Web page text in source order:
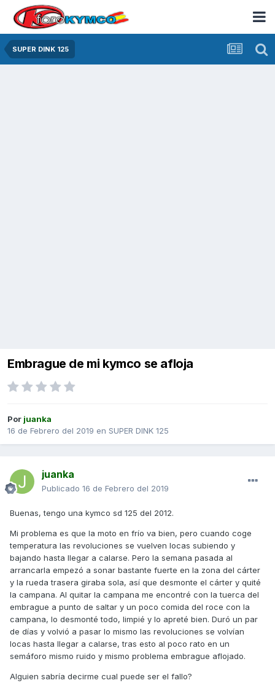
SUPER DINK 125
Embrague de mi kymco se afloja
Por juanka
16 de Febrero del 2019 en SUPER DINK 125
juanka
Publicado 16 de Febrero del 2019
Buenas, tengo una kymco sd 125 del 2012.
Mi problema es que la moto en frío va bien, pero cuando coge
temperatura las revoluciones se vuelven locas subiendo y
bajando hasta llegar a calarse. Pero la semana pasada al
arrancarla empezó a sonar bastante fuerte en la zona del cárter
y la rueda trasera giraba sola, así que desmonte el cárter y quité
la campana. Al quitar la campana me encontré con la tuerca del
embrague a punto de saltar y un poco comida del roce con la
campana, lo desmonté todo, limpié y lo apreté bien. Duró un par
de días y volvió a pasar lo mismo las revoluciones se volvían
locas hasta llegar a calarse, tras esto al poco rato en un
semáforo mismo ruido y mismo problema embrague aflojado.
Alguien sabría decirme cual puede ser el fallo?